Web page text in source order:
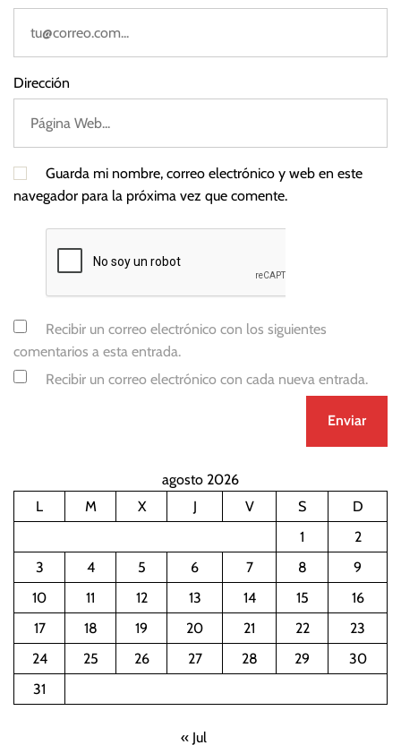
o
Dirección
Guarda mi nombre, correo electrónico y web en este
navegador para la próxima vez que comente.
Recibir un correo electrónico con los siguientes
comentarios a esta entrada.
Recibir un correo electrónico con cada nueva entrada.
agosto 2026
L
M X J V S
D
1
2
3
4 5 6 7 8
9
10
11 12 13 14 15
16
17
18 19 20 21 22
23
24
25 26 27 28 29
30
31
« Jul